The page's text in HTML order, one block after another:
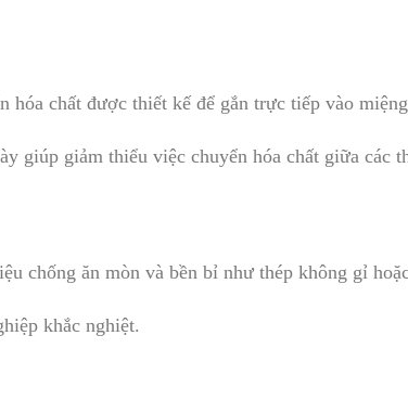
hóa chất được thiết kế để gắn trực tiếp vào
giúp giảm thiểu việc chuyển hóa chất giữa các
chống ăn mòn và bền bỉ như thép không gỉ
khắc nghiệt.